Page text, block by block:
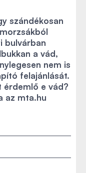
szándékosan
bulvárban
a vád,
nem is
felajánlását.
érdemlő e vád?
az mta.hu